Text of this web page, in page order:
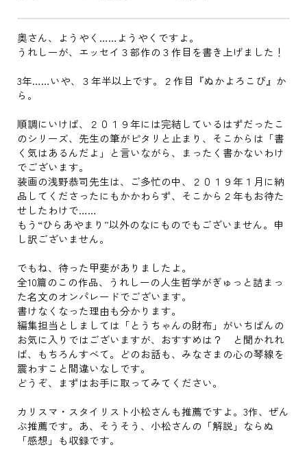
奥さん、ようやく……ようやくですよ。
うれしーが、エッセイ３部作の３作目を書き上げました！
3年……いや、３年半以上です。２作目『ぬかよろこび』か
ら。
順調にいけば、２０１９年には完結しているはずだったこ
のシリーズ、先生の筆がピタリと止まり、そこからは「書
く気はあるんだよ」と言いながら、まったく書かないわけ
でございます。
装画の浅野恭司先生は、ご多忙の中、２０１９年１月に納
品してくださったにもかかわらず、そこから２年もお待た
せしたわけで……
もう“ひらあやまり”以外のなにものでもございません。申
し訳ございません。
でもね、待った甲斐がありましたよ。
全10篇のこの作品、うれしーの人生哲学がぎゅっと詰まっ
た名文のオンパレードでございます。
書けなくなった理由も分かります。
編集担当としましては「とうちゃんの財布」がいちばんの
お気に入りではございますが、おすすめは？ と聞かれれ
ば、もちろんすべて。どのお話も、みなさまの心の琴線を
震わすこと間違いなしです。
どうぞ、まずはお手に取ってみてください。
カリスマ・スタイリスト小松さんも推薦ですよ。3作、ぜん
ぶ推薦です。あ、そうそう、小松さんの「解説」ならぬ
「感想」も収録です。